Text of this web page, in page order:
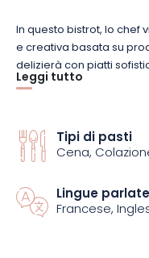
In questo bistrot, lo chef
e creativa basata su
delizierà con piatti
un esperto di arti culinarie.
regalarvi una vera e
vino per accompagnare il
di questo ristorante
Leggi tutto
Tipi di pasti
Cena,
Lingue parlate
Francese,